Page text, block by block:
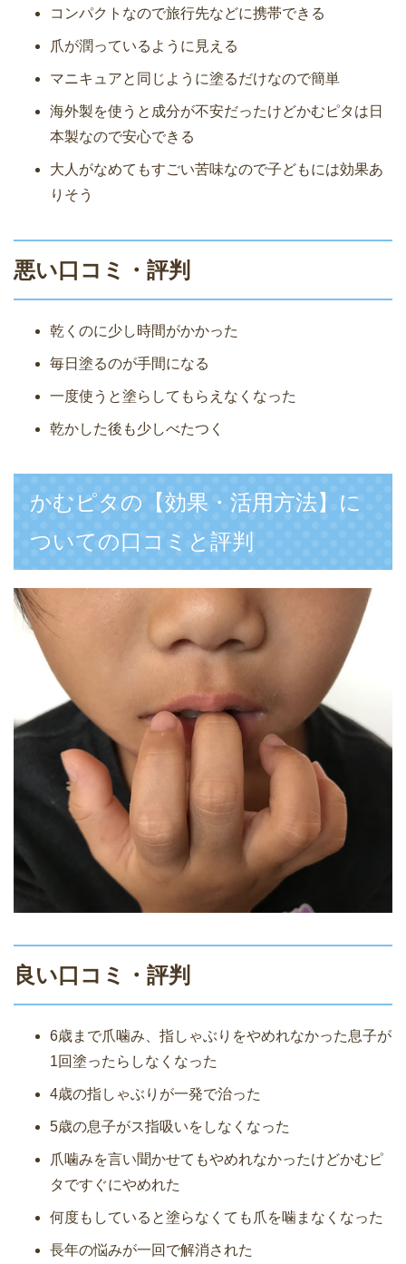
コンパクトなので旅行先などに携帯できる
爪が潤っているように見える
マニキュアと同じように塗るだけなので簡単
海外製を使うと成分が不安だったけどかむピタは日
本製なので安心できる
大人がなめてもすごい苦味なので子どもには効果あ
りそう
悪い口コミ・評判
乾くのに少し時間がかかった
毎日塗るのが手間になる
一度使うと塗らしてもらえなくなった
乾かした後も少しべたつく
かむピタの【効果・活用方法】に
ついての口コミと評判
良い口コミ・評判
6歳まで爪噛み、指しゃぶりをやめれなかった息子が
1回塗ったらしなくなった
4歳の指しゃぶりが一発で治った
5歳の息子がス指吸いをしなくなった
爪噛みを言い聞かせてもやめれなかったけどかむピ
タですぐにやめれた
何度もしていると塗らなくても爪を噛まなくなった
長年の悩みが一回で解消された